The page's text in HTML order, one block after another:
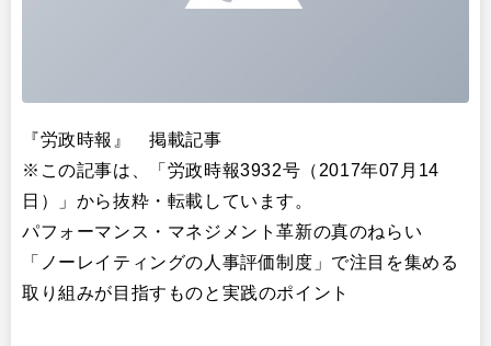
『労政時報』 掲載記事
​※この記事は、「労政時報3932号（2017年07月14
日）」から抜粋・転載しています。
パフォーマンス・マネジメント革新の真のねらい
「ノーレイティングの人事評価制度」で注目を集める
取り組みが目指すものと実践のポイント